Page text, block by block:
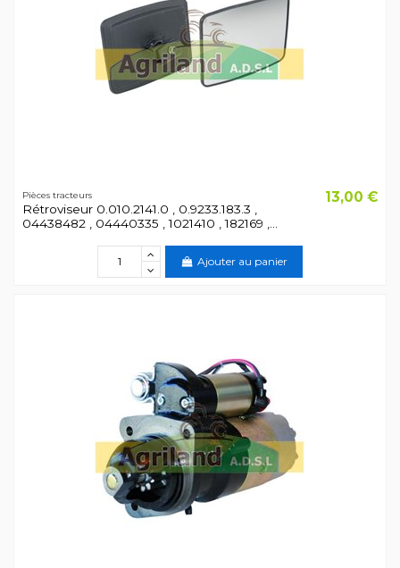
Pièces tracteurs
Rétroviseur 0.010.2141.0 , 0.9233.183.3 ,
04438482 , 04440335 , 1021410 , 182169 ,...
13,00 €
Ajouter au panier